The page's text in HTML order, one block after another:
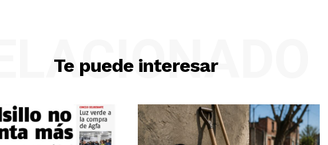
Te puede interesar